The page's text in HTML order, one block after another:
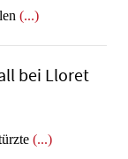
(...)
bei Lloret
(...)